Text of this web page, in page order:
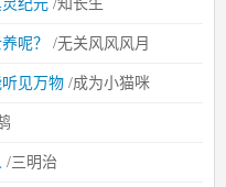
纪元 /知长生
呢？ /无关风风风月
见万物 /成为小猫咪
/三明治